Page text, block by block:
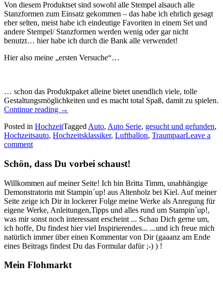
Von diesem Produktset sind sowohl alle Stempel alsauch alle
Stanzformen zum Einsatz gekommen – das habe ich ehrlich gesagt
eher selten, meist habe ich eindeutige Favoriten in einem Set und
andere Stempel/ Stanzformen werden wenig oder gar nicht
benutzt… hier habe ich durch die Bank alle verwendet!
Hier also meine „ersten Versuche“…
… schon das Produktpaket alleine bietet unendlich viele, tolle
Gestaltungsmöglichkeiten und es macht total Spaß, damit zu spielen.
Continue reading „Auto
diese
Hochzeitskarten
Produktpaket
→
Posted in HochzeitTagged Auto, Auto Serie, gesucht und gefunden,
Hochzeitsauto, Hochzeitsklassiker, Luftballon, TraumpaarLeave a
comment
Schön, dass Du vorbei schaust!
Willkommen auf meiner Seite! Ich bin Britta Timm, unabhängige
Demonstratorin mit Stampin´up! aus Altenholz bei Kiel. Auf meiner
Seite zeige ich Dir in lockerer Folge meine Werke als Anregung für
eigene Werke, Anleitungen,Tipps und alles rund um Stampin´up!,
was mir sonst noch interessant erscheint ... Schau Dich gerne um,
ich hoffe, Du findest hier viel Inspirierendes... ...und ich freue mich
natürlich immer über einen Kommentar von Dir (gaaanz am Ende
eines Beitrags findest Du das Formular dafür ;-) ) !
Mein Flohmarkt